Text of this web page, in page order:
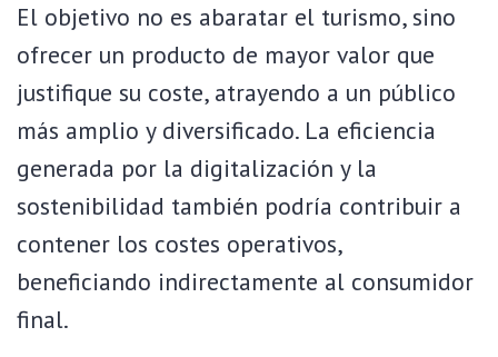
El objetivo no es abaratar el turismo, sino
ofrecer un producto de mayor valor que
justifique su coste, atrayendo a un público
más amplio y diversificado. La eficiencia
generada por la digitalización y la
sostenibilidad también podría contribuir a
contener los costes operativos,
beneficiando indirectamente al consumidor
final.